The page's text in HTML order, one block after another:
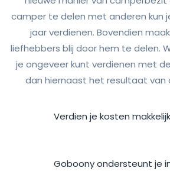
camper te delen met anderen kun
jaar verdienen. Bovendien
liefhebbers blij door hem te delen.
je ongeveer kunt verdienen met
dan hiernaast het resultaat van
Verdien je kosten
Goboony ondersteunt je